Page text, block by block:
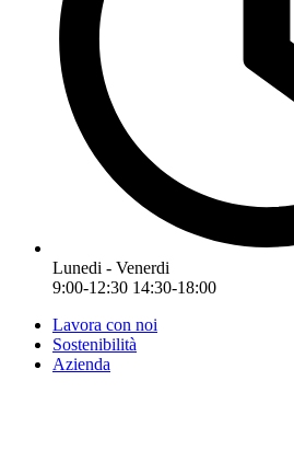
Lunedi - Venerdi
9:00-12:30 14:30-18:00
Lavora con noi
Sostenibilità
Azienda